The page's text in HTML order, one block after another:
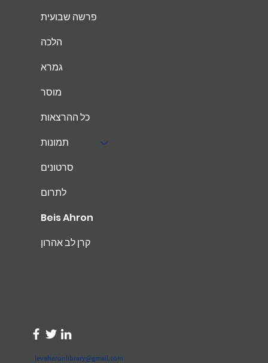
פרשה שבועית
הלכה
גמרא
מוסר
כל ההרצאות
תמונות
סרטונים
לתרום
Beis Ahron
קרן לב אהרון
levaharonlibrary@gmail.com